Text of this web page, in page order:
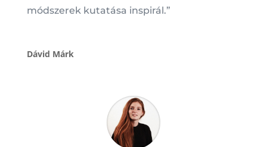
módszerek kutatása inspirál.”
Dávid Márk